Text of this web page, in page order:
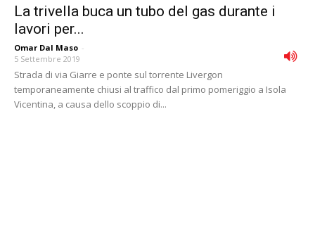
La trivella buca un tubo del gas durante i
lavori per...
Omar Dal Maso -
5 Settembre 2019
Strada di via Giarre e ponte sul torrente Livergon
temporaneamente chiusi al traffico dal primo pomeriggio a Isola
Vicentina, a causa dello scoppio di...